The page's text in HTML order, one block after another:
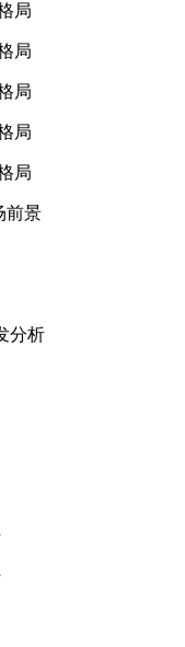
局
局
局
局
局
前景
分析